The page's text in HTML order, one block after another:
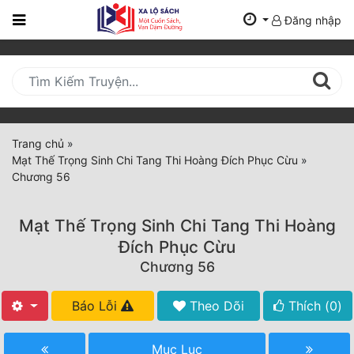
Trang
Mới
Cập
Nhật
(current)
BXH
Truyện Mới Ra
Hoàn Thành
Đăng nhập
Trang chủ »
Mạt Thế Trọng Sinh Chi Tang Thi Hoàng Đích Phục Cừu »
Chương 56
Mạt Thế Trọng Sinh Chi Tang Thi Hoàng
Đích Phục Cừu
Chương 56
Báo Lỗi Theo Dõi Thích (0)
Mục Lục